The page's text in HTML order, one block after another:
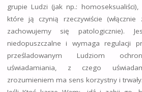
grupie Ludzi (jak np.:
które ją czynią rzeczywiście
zachowujemy się patologicznie).
niedopuszczalne i wymaga regulacji
prześladowanym Ludziom
uświadamiania, z czego
zrozumieniem ma sens korzystny i trwały.